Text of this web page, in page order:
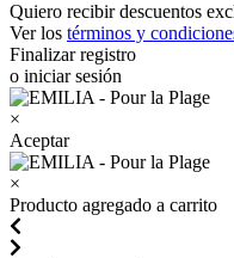
Quiero recibir descuentos
Ver los términos y
Finalizar registro
o iniciar sesión
×
Aceptar
×
Producto agregado a carrito